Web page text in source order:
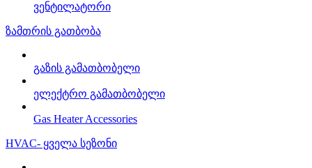
ვენტილატორი
ზამთრის გათბობა
გაზის გამათბობელი
ელექტრო გამათბობელი
Gas Heater Accessories
HVAC- ყველა სეზონი